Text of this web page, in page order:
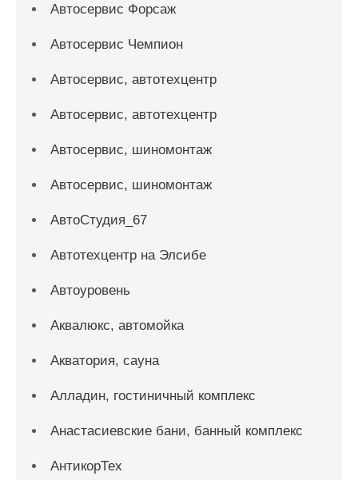
Автосервис Форсаж
Автосервис Чемпион
Автосервис, автотехцентр
Автосервис, автотехцентр
Автосервис, шиномонтаж
Автосервис, шиномонтаж
АвтоСтудия_67
Автотехцентр на Элсибе
Автоуровень
Аквалюкс, автомойка
Акватория, сауна
Алладин, гостиничный комплекс
Анастасиевские бани, банный комплекс
АнтикорТех